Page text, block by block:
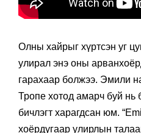
Олны хайрыг хүртсэн уг
улирал энэ оны
гарахаар болжээ. Эмили
Тропе хотод амарч буй нь
бичлэгт харагдсан юм.
хоёрдугаар улирлын